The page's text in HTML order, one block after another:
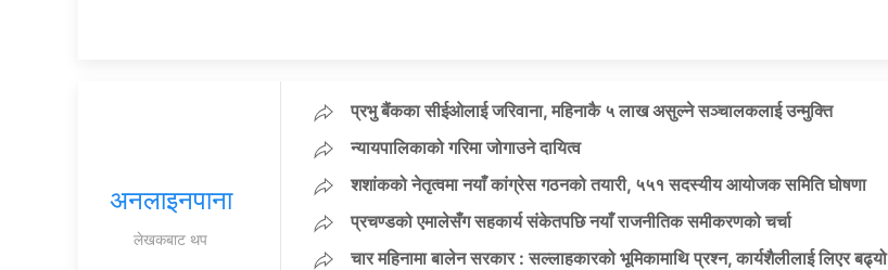
अनलाइनपाना
लेखकबाट थप
प्रभु बैंकका सीईओलाई जरिवाना, महिनाकै ५ लाख असुल्ने सञ्चालकलाई उन्मुक्ति
न्यायपालिकाको गरिमा जोगाउने दायित्व
शशांकको नेतृत्वमा नयाँ कांग्रेस गठनको तयारी, ५५१ सदस्यीय आयोजक समिति घोषणा
प्रचण्डको एमालेसँग सहकार्य संकेतपछि नयाँ राजनीतिक समीकरणको चर्चा
चार महिनामा बालेन सरकार : सल्लाहकारको भूमिकामाथि प्रश्न, कार्यशैलीलाई लिएर बढ्यो